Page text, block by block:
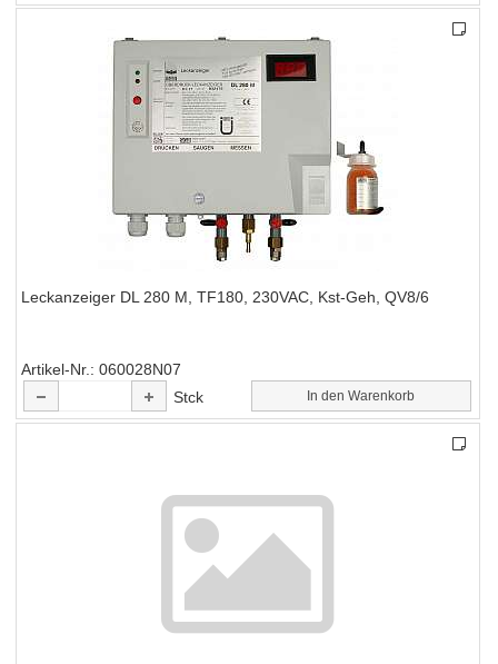
Leckanzeiger DL 280 M, TF180, 230VAC, Kst-Geh, QV8/6
Artikel-Nr. 060028N07
Stck
In den Warenkorb